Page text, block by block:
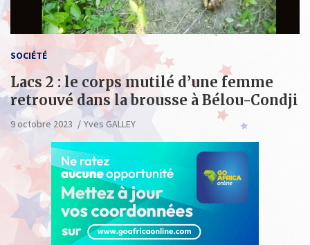
SOCIÉTÉ
Lacs 2 : le corps mutilé d’une femme
retrouvé dans la brousse à Bélou-Condji
9 octobre 2023 Yves GALLEY